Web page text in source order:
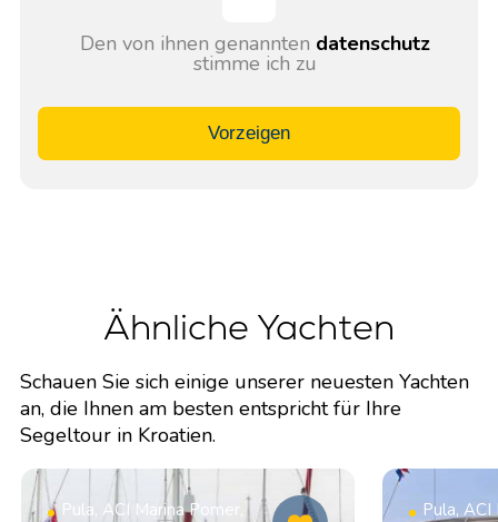
Den von ihnen genannten datenschutz
stimme ich zu
Vorzeigen
Ähnliche Yachten
Schauen Sie sich einige unserer neuesten Yachten
an, die Ihnen am besten entspricht für Ihre
Segeltour in Kroatien.
Pula, ACI Marina Pomer,
Pula,